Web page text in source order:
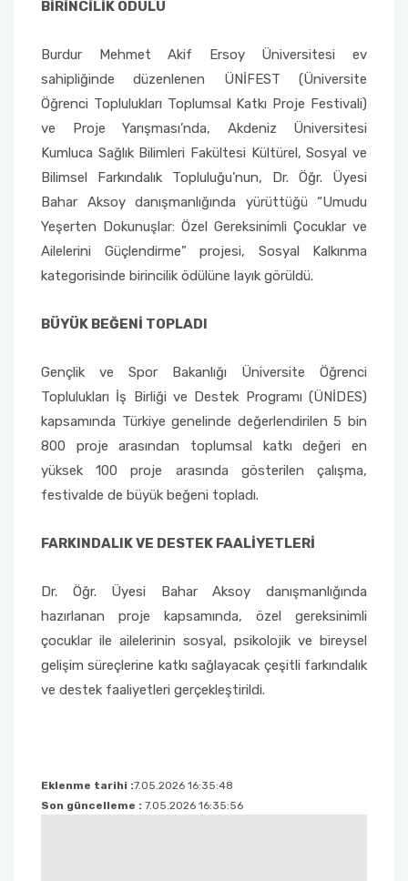
BİRİNCİLİK ÖDÜLÜ
Burdur Mehmet Akif Ersoy Üniversitesi ev
sahipliğinde düzenlenen ÜNİFEST (Üniversite
Öğrenci Toplulukları Toplumsal Katkı Proje Festivali)
ve Proje Yarışması’nda, Akdeniz Üniversitesi
Kumluca Sağlık Bilimleri Fakültesi Kültürel, Sosyal ve
Bilimsel Farkındalık Topluluğu’nun, Dr. Öğr. Üyesi
Bahar Aksoy danışmanlığında yürüttüğü “Umudu
Yeşerten Dokunuşlar: Özel Gereksinimli Çocuklar ve
Ailelerini Güçlendirme” projesi, Sosyal Kalkınma
kategorisinde birincilik ödülüne layık görüldü.
BÜYÜK BEĞENİ TOPLADI
Gençlik ve Spor Bakanlığı Üniversite Öğrenci
Toplulukları İş Birliği ve Destek Programı (ÜNİDES)
kapsamında Türkiye genelinde değerlendirilen 5 bin
800 proje arasından toplumsal katkı değeri en
yüksek 100 proje arasında gösterilen çalışma,
festivalde de büyük beğeni topladı.
FARKINDALIK VE DESTEK FAALİYETLERİ
Dr. Öğr. Üyesi Bahar Aksoy danışmanlığında
hazırlanan proje kapsamında, özel gereksinimli
çocuklar ile ailelerinin sosyal, psikolojik ve bireysel
gelişim süreçlerine katkı sağlayacak çeşitli farkındalık
ve destek faaliyetleri gerçekleştirildi.
Eklenme tarihi :7.05.2026 16:35:48
Son güncelleme : 7.05.2026 16:35:56
Faaliyet Raporları
Akademik Tören
İletişim Fakültesi
Kemer Denizcilik Fakültesi
Kumluca Sağlık Bilimleri Fakültesi
Manavgat Sosyal ve Beşeri Bilimler Fakültesi
Mühendislik Fakültesi
Sağlık Bilimleri Fakültesi
Serik İşletme Fakültesi
Spor Bilimleri Fakültesi
Su Ürünleri Fakültesi
Tıp Fakültesi
Turizm Fakültesi
Serik Gülsün Süleyman Süral MYO
Sosyal Bilimler MYO
Teknik Bilimler MYO
Uluslararası İlişkiler Ofisi
Sıkça Sorulan Sorular
Online Sağlık Hizmetleri Randevu Sistemi
Yönetim Sistemi)
Dış Kaynaklı Proje Takip Sistemi
AB Projeleri
TÜBİTAK Projeleri